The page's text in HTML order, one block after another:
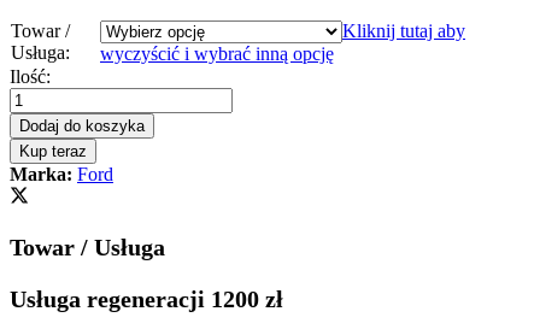
Towar /
Usługa:
Kliknij tutaj aby
wyczyścić i wybrać inną opcję
Przekładnia
kierownicza
-
maglownica
Ford
Focus
III
-
Ilość:
Dodaj do koszyka
Kup teraz
Marka: Ford
Towar / Usługa
Usługa regeneracji 1200 zł